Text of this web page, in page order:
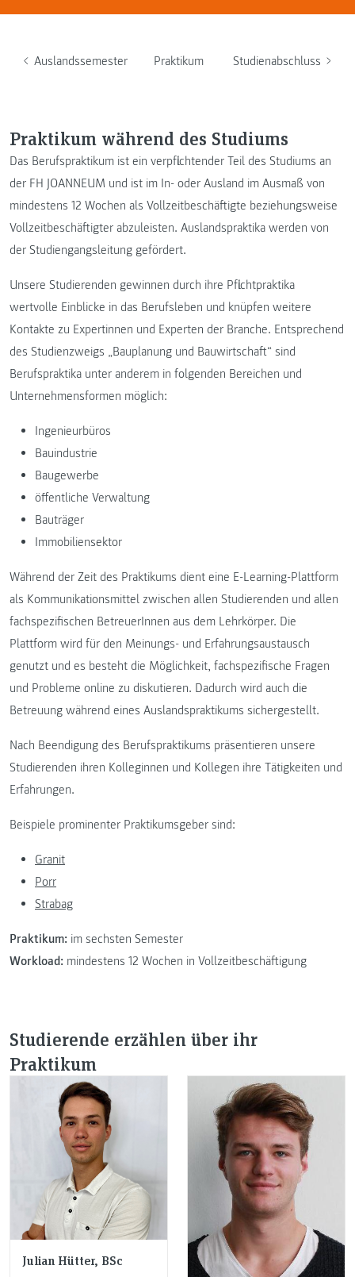
Auslandssemester Praktikum Studienabschluss
Praktikum während des Studiums
Das Berufspraktikum ist ein verpflichtender Teil des Studiums an
der FH JOANNEUM und ist im In- oder Ausland im Ausmaß von
mindestens 12 Wochen als Vollzeitbeschäftigte beziehungsweise
Vollzeitbeschäftigter abzuleisten. Auslandspraktika werden von
der Studiengangsleitung gefördert.
Unsere Studierenden gewinnen durch ihre Pflichtpraktika
wertvolle Einblicke in das Berufsleben und knüpfen weitere
Kontakte zu Expertinnen und Experten der Branche. Entsprechend
des Studienzweigs „Bauplanung und Bauwirtschaft“ sind
Berufspraktika unter anderem in folgenden Bereichen und
Unternehmensformen möglich:
Ingenieurbüros
Bauindustrie
Baugewerbe
öffentliche Verwaltung
Bauträger
Immobiliensektor
Während der Zeit des Praktikums dient eine E-Learning-Plattform
als Kommunikationsmittel zwischen allen Studierenden und allen
fachspezifischen BetreuerInnen aus dem Lehrkörper. Die
Plattform wird für den Meinungs- und Erfahrungsaustausch
genutzt und es besteht die Möglichkeit, fachspezifische Fragen
und Probleme online zu diskutieren. Dadurch wird auch die
Betreuung während eines Auslandspraktikums sichergestellt.
Nach Beendigung des Berufspraktikums präsentieren unsere
Studierenden ihren Kolleginnen und Kollegen ihre Tätigkeiten und
Erfahrungen.
Beispiele prominenter Praktikumsgeber sind:
Granit
Porr
Strabag
Praktikum: im sechsten Semester
Workload: mindestens 12 Wochen in Vollzeitbeschäftigung
Studierende erzählen über ihr
Praktikum
Julian Hütter, BSc